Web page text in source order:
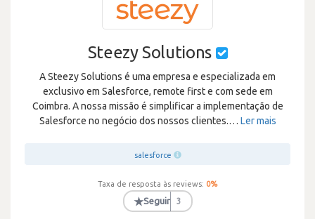
Steezy Solutions
A Steezy Solutions é uma empresa e especializada em
exclusivo em Salesforce, remote first e com sede em
Coimbra. A nossa missão é simplificar a implementação de
Salesforce no negócio dos nossos clientes.… Ler mais
salesforce
Taxa de resposta às reviews: 0%
★Seguir 3